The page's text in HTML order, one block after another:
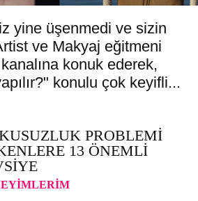
yine üşenmedi ve sizin
ve Makyaj eğitmeni
konuk ederek,
konulu çok keyifli...
PROBLEMI
13 ÖNEMLI